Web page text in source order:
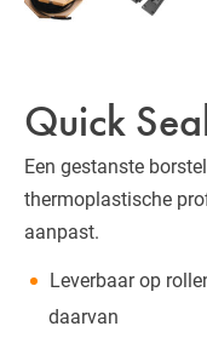
Quick
Een gestanste
thermoplastische
aanpast.
Leverbaar op
daarvan